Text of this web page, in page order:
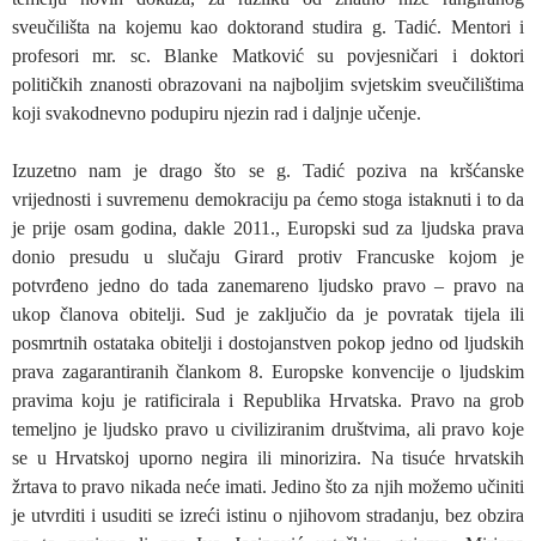
sveučilišta na kojemu kao doktorand studira g. Tadić. Mentori i
profesori mr. sc. Blanke Matković su povjesničari i doktori
političkih znanosti obrazovani na najboljim svjetskim sveučilištima
koji svakodnevno podupiru njezin rad i daljnje učenje.
Izuzetno nam je drago što se g. Tadić poziva na kršćanske
vrijednosti i suvremenu demokraciju pa ćemo stoga istaknuti i to da
je prije osam godina, dakle 2011., Europski sud za ljudska prava
donio presudu u slučaju Girard protiv Francuske kojom je
potvrđeno jedno do tada zanemareno ljudsko pravo – pravo na
ukop članova obitelji. Sud je zaključio da je povratak tijela ili
posmrtnih ostataka obitelji i dostojanstven pokop jedno od ljudskih
prava zagarantiranih člankom 8. Europske konvencije o ljudskim
pravima koju je ratificirala i Republika Hrvatska. Pravo na grob
temeljno je ljudsko pravo u civiliziranim društvima, ali pravo koje
se u Hrvatskoj uporno negira ili minorizira. Na tisuće hrvatskih
žrtava to pravo nikada neće imati. Jedino što za njih možemo učiniti
je utvrditi i usuditi se izreći istinu o njihovom stradanju, bez obzira